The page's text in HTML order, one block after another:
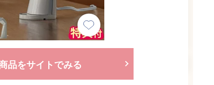
品をサイトでみる